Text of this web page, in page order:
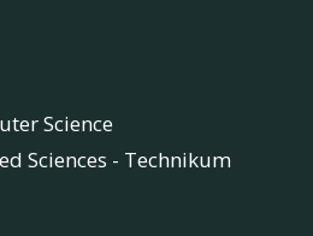
Science
Sciences - Technikum